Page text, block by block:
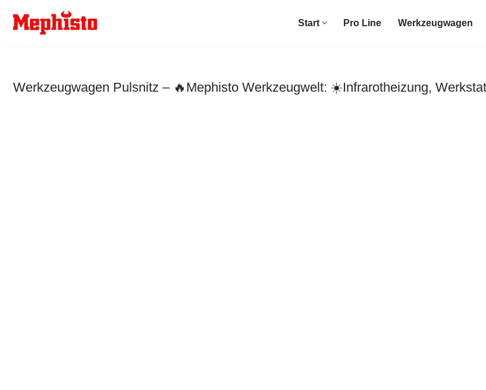
Zum
Start Pro Line Werkzeugwagen
Werkzeugwagen Pulsnitz – 🔥Mephisto Werkzeugwelt: ☀️Infrarotheizung,